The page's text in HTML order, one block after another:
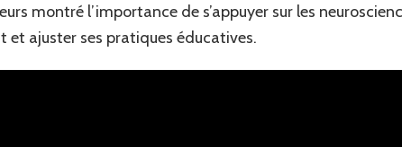
montré l’importance de s’appuyer sur les
et ajuster ses pratiques éducatives.